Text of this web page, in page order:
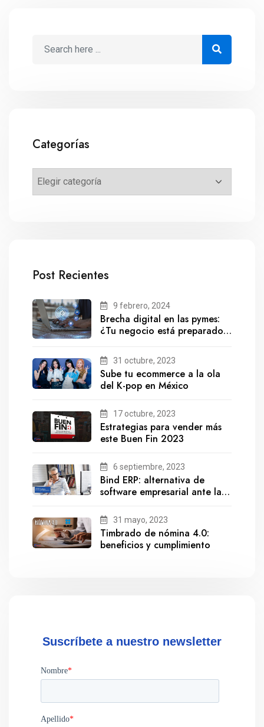
Categorías
Post Recientes
9 febrero, 2024
Brecha digital en las pymes:
¿Tu negocio está preparado
31 octubre, 2023
Sube tu ecommerce a la ola
del K-pop en México
17 octubre, 2023
Estrategias para vender más
este Buen Fin 2023
6 septiembre, 2023
Bind ERP: alternativa de
software empresarial ante la
31 mayo, 2023
Timbrado de nómina 4.0:
beneficios y cumplimiento
Suscríbete a nuestro newsletter